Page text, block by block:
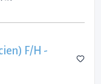
F/H -